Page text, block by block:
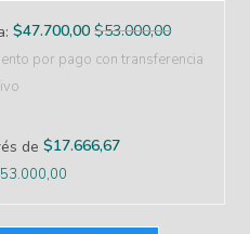
$47.700,00 $53.000,00
por pago con transferencia
de$17.666,67
53.000,00